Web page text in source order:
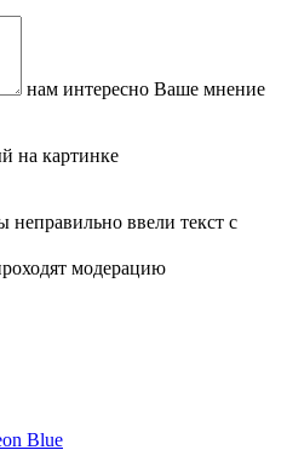
нам интересно Ваше мнение
на картинке
неправильно ввели текст с
модерацию